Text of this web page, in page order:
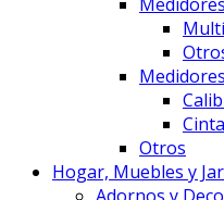
Otros
Hogar, Muebles y